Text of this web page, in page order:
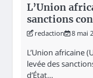
L’Union
sanctions
redaction 8 mai
L’Union africaine
levée des
d’État…